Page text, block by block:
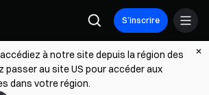
S’inscrire
à notre site depuis la région des
passer au site US pour accéder aux
dans votre région.